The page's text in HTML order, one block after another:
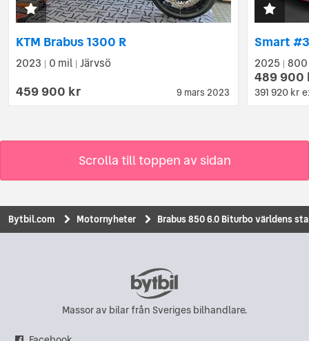
9 mars 2023
KTM Brabus 1300 R
2023 0 mil Järvsö
459 900 kr
Smart
2025
489 900
391 920 kr
Scrolla till toppen av sidan
Bytbil.com Motornyheter Brabus 850 6.0 Biturbo världens
Massor av bilar från Sveriges bilhandlare.